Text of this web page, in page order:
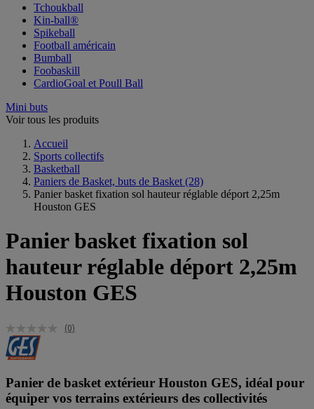
Tchoukball
Kin-ball®
Spikeball
Football américain
Bumball
Foobaskill
CardioGoal et Poull Ball
Mini buts
Voir tous les produits
Accueil
Sports collectifs
Basketball
Paniers de Basket, buts de Basket (28)
Panier basket fixation sol hauteur réglable déport 2,25m
Houston GES
Panier basket fixation sol
hauteur réglable déport 2,25m
Houston GES
(0)
Panier de basket extérieur Houston GES, idéal pour
équiper vos terrains extérieurs des collectivités